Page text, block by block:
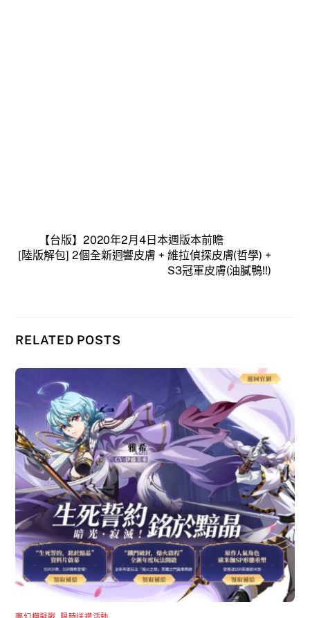
【台版】2020年2月4日本週版本前瞻
[陸版解包] 2個全新迥響皮膚 + 維拉偵探皮膚(哲學) +
S3冠軍皮膚(油膩鴨!!)
RELATED POSTS